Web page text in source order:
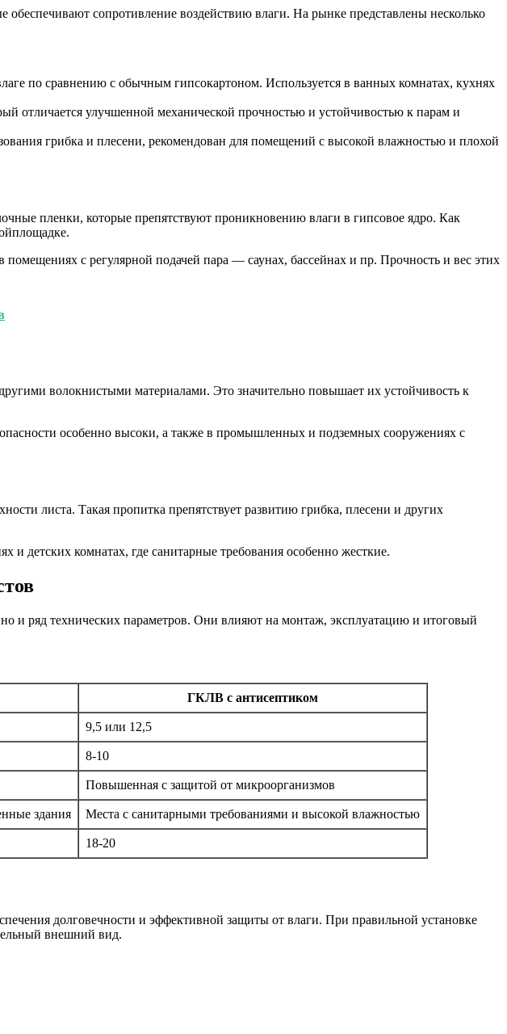
сопротивление воздействию влаги. На рынке представлены несколько
по сравнению с обычным гипсокартоном. Используется в ванных комнатах, кухнях
отличается улучшенной механической прочностью и устойчивостью к парам и
грибка и плесени, рекомендован для помещений с высокой влажностью и плохой
пленки, которые препятствуют проникновению влаги в гипсовое ядро. Как
с регулярной подачей пара — саунах, бассейнах и пр. Прочность и вес этих
волокнистыми материалами. Это значительно повышает их устойчивость к
особенно высоки, а также в промышленных и подземных сооружениях с
листа. Такая пропитка препятствует развитию грибка, плесени и других
детских комнатах, где санитарные требования особенно жесткие.
и ряд технических параметров. Они влияют на монтаж, эксплуатацию и итоговый
ГКЛВ с антисептиком
9,5 или 12,5
8-10
Повышенная с защитой от микроорганизмов
здания Места с санитарными требованиями и высокой влажностью
18-20
долговечности и эффективной защиты от влаги. При правильной установке
внешний вид.